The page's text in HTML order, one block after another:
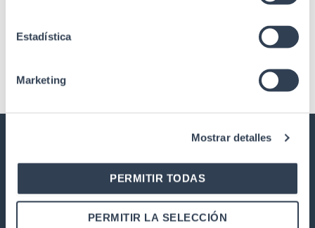
Estadística
Marketing
Mostrar detalles
PERMITIR TODAS
PERMITIR LA SELECCIÓN
GTLAN SOLUCIONES EN
TELECOMUNICACIONES
Nuestra historia